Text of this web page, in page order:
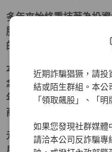
近期詐騙猖獗，請投
結或陌生群組。本公
「領取飆股」、「明
如果您發現社群媒體
請洽本公司反詐騙
多年來始終秉持著為投
服務、保障權益」的經
的企業文化驅策下，早
本著「深耕台灣、放眼
念，元大證券多年來持
年來更積極拓展兩岸三
商。
元大證券為元大金控旗